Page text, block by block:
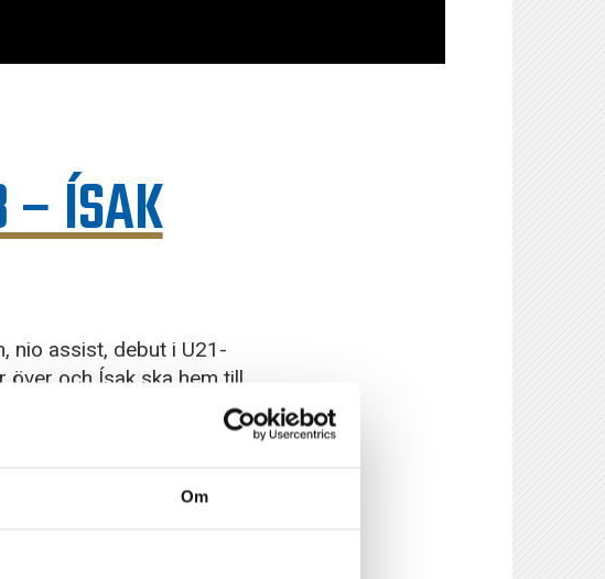
Om
– ÍSAK
nio assist, debut i U21-
över och Ísak ska hem till